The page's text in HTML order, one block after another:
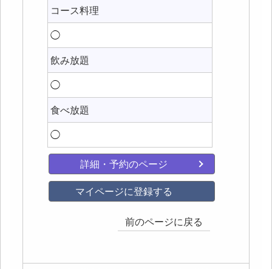
コース料理
◯
飲み放題
◯
食べ放題
◯
詳細・予約のページ
マイページに登録する
前のページに戻る